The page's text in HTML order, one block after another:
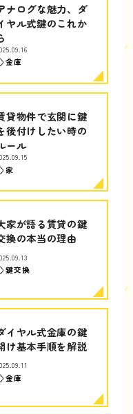
ナログな魅力、ダ
ヤル式鍵のこれか
金庫
貸物件で玄関に鍵
後付けしたい時の
ール
家
家が語る賃貸の鍵
換の本当の理由
鍵交換
イヤル式金庫の鍵
け基本手順を解説
金庫